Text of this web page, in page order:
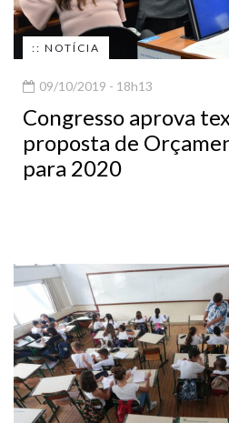
:: NOTÍCIA
09/10/2019 - 18h13
Congresso aprova
proposta de
para 2020